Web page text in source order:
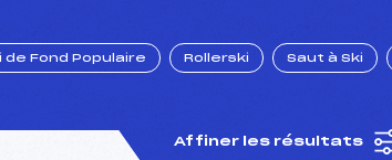
de Fond Populaire Rollerski Saut à Ski
Affiner les résultats